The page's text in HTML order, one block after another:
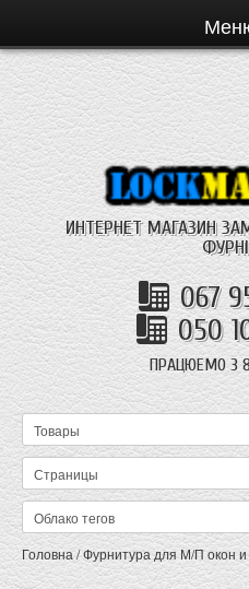
ИНТЕРНЕТ МАГАЗИН
067
050
ПРАЦЮЕМО З
Головна/Фурнитура для М/П окон и